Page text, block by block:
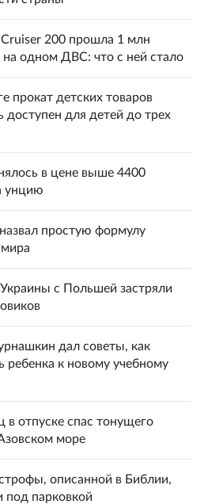
Cruiser 200 прошла 1 млн
на одном ДВС: что с ней стало
прокат детских товаров
доступен для детей до трех
в цене выше 4400
унцию
простую формулу
с Польшей застряли
дал советы, как
ребенка к новому учебному
в отпуске спас тонущего
море
описанной в Библии,
под парковкой